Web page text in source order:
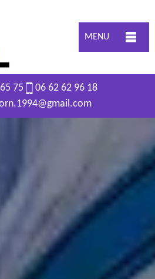
MENU
75
06 62 62 96 18